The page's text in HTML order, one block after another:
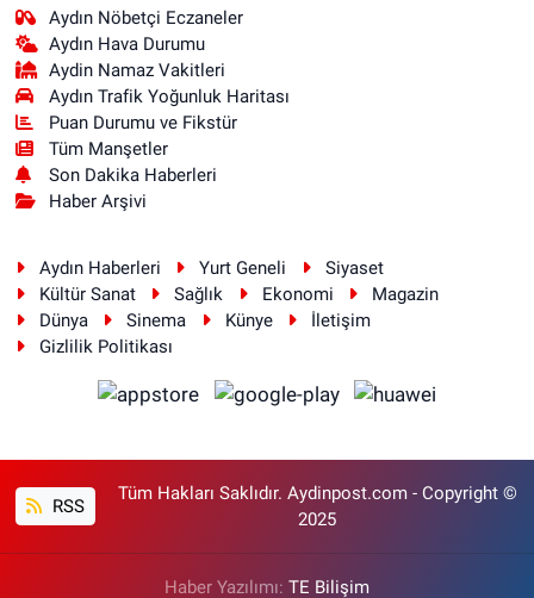
Aydın Nöbetçi Eczaneler
Aydın Hava Durumu
Aydin Namaz Vakitleri
Aydın Trafik Yoğunluk Haritası
Puan Durumu ve Fikstür
Tüm Manşetler
Son Dakika Haberleri
Haber Arşivi
Aydın Haberleri Yurt Geneli
Siyaset
Kültür Sanat
Sağlık Ekonomi
Magazin
Dünya
Sinema Künye
İletişim
Gizlilik Politikası
RSS
Tüm Hakları Saklıdır. Aydinpost.com - Copyright ©
2025
Haber Yazılımı: TE Bilişim